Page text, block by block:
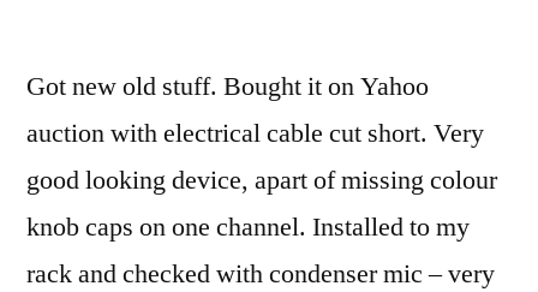
Got new old stuff. Bought it on Yahoo
auction with electrical cable cut short. Very
good looking device, apart of missing colour
knob caps on one channel. Installed to my
rack and checked with condenser mic – very